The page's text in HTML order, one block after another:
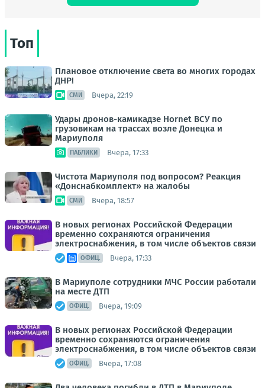
Топ
Плановое отключение света во многих городах
ДНР!
СМИ Вчера, 22:19
Удары дронов-камикадзе Hornet ВСУ по
грузовикам на трассах возле Донецка и
Мариуполя
ПАБЛИКИ Вчера, 17:33
Чистота Мариуполя под вопросом? Реакция
«Донснабкомплект» на жалобы
СМИ Вчера, 18:57
В новых регионах Российской Федерации
временно сохраняются ограничения
электроснабжения, в том числе объектов связи
ОФИЦ. Вчера, 17:33
В Мариуполе сотрудники МЧС России работали
на месте ДТП
ОФИЦ. Вчера, 19:09
В новых регионах Российской Федерации
временно сохраняются ограничения
электроснабжения, в том числе объектов связи
ОФИЦ. Вчера, 17:08